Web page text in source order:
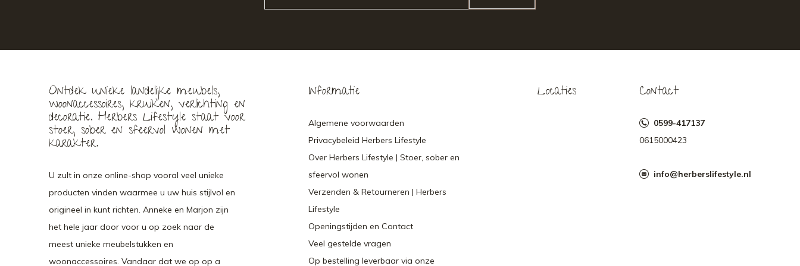
Ontdek unieke landelijke meubels,
woonaccessoires, kruiken, verlichting en
decoratie. Herbers Lifestyle staat voor
stoer, sober en sfeervol wonen met
karakter.
U zult in onze online-shop vooral veel unieke
producten vinden waarmee u uw huis stijlvol en
origineel in kunt richten. Anneke en Marjon zijn
het hele jaar door voor u op zoek naar de
meest unieke meubelstukken en
woonaccessoires. Vandaar dat we op op a
Informatie
Algemene voorwaarden
Privacybeleid Herbers Lifestyle
Over Herbers Lifestyle | Stoer, sober en
sfeervol wonen
Verzenden & Retourneren | Herbers
Lifestyle
Openingstijden en Contact
Veel gestelde vragen
Op bestelling leverbaar via onze
Locaties Contact
0599-417137
0615000423
info@herberslifestyle.nl